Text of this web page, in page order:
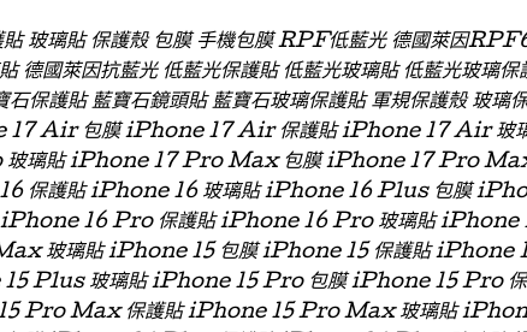
玻璃貼 保護殼 包膜 手機包膜 RPF低藍光 德國萊因
德國萊因抗藍光 低藍光保護貼 低藍光玻璃貼 低藍光玻璃
石保護貼 藍寶石鏡頭貼 藍寶石玻璃保護貼 軍規保護殼
17 Air 包膜 iPhone 17 Air 保護貼 iPhone 17 Air 玻
玻璃貼 iPhone 17 Pro Max 包膜 iPhone 17 Pro
保護貼 iPhone 16 玻璃貼 iPhone 16 Plus 包膜
16 Pro 保護貼 iPhone 16 Pro 玻璃貼
玻璃貼 iPhone 15 包膜 iPhone 15 保護貼 iPhone
Plus 玻璃貼 iPhone 15 Pro 包膜 iPhone 15 Pro
Pro Max 保護貼 iPhone 15 Pro Max 玻璃貼